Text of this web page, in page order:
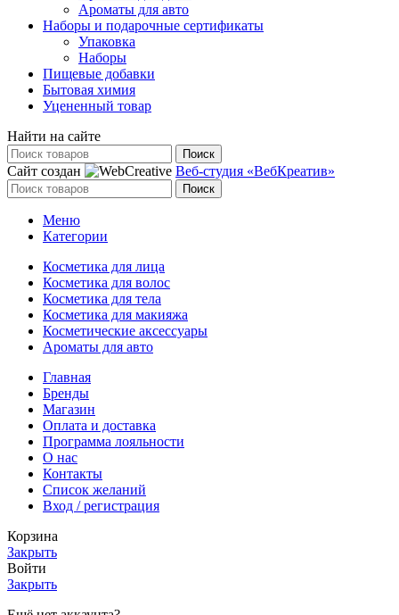
Ароматы для авто
Наборы и подарочные сертификаты
Упаковка
Наборы
Пищевые добавки
Бытовая химия
Уцененный товар
Найти на сайте
Поиск
Сайт создан Веб-студия «ВебКреатив»
Поиск
Меню
Категории
Косметика для лица
Косметика для волос
Косметика для тела
Косметика для макияжа
Косметические аксессуары
Ароматы для авто
Главная
Бренды
Магазин
Оплата и доставка
Программа лояльности
О нас
Контакты
Список желаний
Вход / регистрация
Корзина
Закрыть
Войти
Закрыть